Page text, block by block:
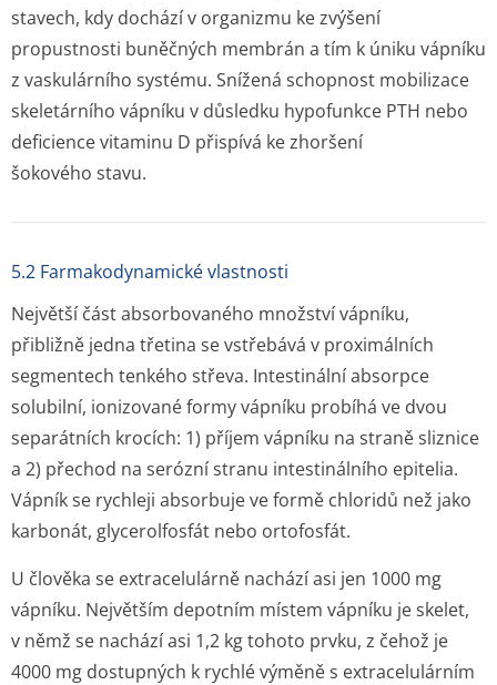
stavech, kdy dochází v organizmu ke zvýšení
propustnosti buněčných membrán a tím k úniku vápníku
z vaskulárního systému. Snížená schopnost mobilizace
skeletárního vápníku v důsledku hypofunkce PTH nebo
deficience vitaminu D přispívá ke zhoršení
šokového stavu.
5.2 Farmakodynamické vlastnosti
Největší část absorbovaného množství vápníku,
přibližně jedna třetina se vstřebává v proximálních
segmentech tenkého střeva. Intestinální absorpce
solubilní, ionizované formy vápníku probíhá ve dvou
separátních krocích: 1) příjem vápníku na straně sliznice
a 2) přechod na serózní stranu intestinálního epitelia.
Vápník se rychleji absorbuje ve formě chloridů než jako
karbonát, glycerolfosfát nebo ortofosfát.
U člověka se extracelulárně nachází asi jen 1000 mg
vápníku. Největším depotním místem vápníku je skelet,
v němž se nachází asi 1,2 kg tohoto prvku, z čehož je
4000 mg dostupných k rychlé výměně s extracelulárním